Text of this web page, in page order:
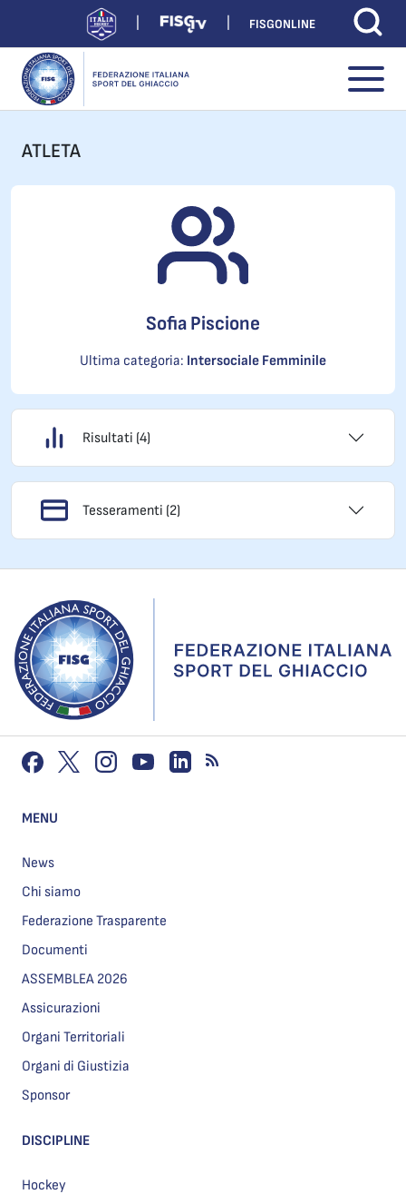
FISGONLINE
ATLETA
Sofia Piscione
Ultima categoria: Intersociale Femminile
Risultati (4)
Tesseramenti (2)
MENU
News
Chi siamo
Federazione Trasparente
Documenti
ASSEMBLEA 2026
Assicurazioni
Organi Territoriali
Organi di Giustizia
Sponsor
DISCIPLINE
Hockey